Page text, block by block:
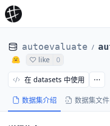
autoevaluate /
like 0
数据集介绍 数据集文件
在 datasets 中使用